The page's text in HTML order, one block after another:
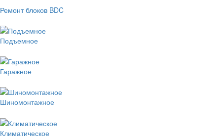
Ремонт блоков BDC
Подъемное
Гаражное
Шиномонтажное
Климатическое